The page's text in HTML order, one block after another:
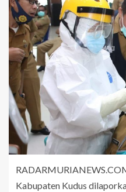
Kabupaten Kudus